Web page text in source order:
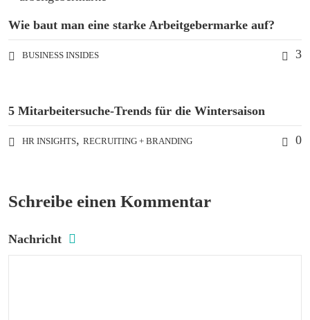
Wie baut man eine starke Arbeitgebermarke auf?
BUSINESS INSIDES 3
5 Mitarbeitersuche-Trends für die Wintersaison
HR INSIGHTS, RECRUITING + BRANDING 0
Schreibe einen Kommentar
Nachricht